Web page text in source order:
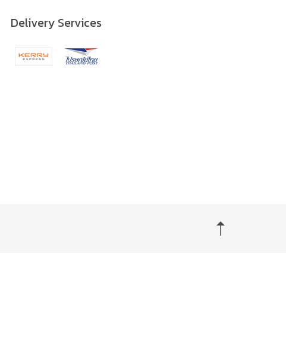
Delivery Services